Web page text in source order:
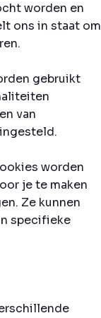
worden en
ons in staat om
gebruikt
van
worden
je te maken
Ze kunnen
specifieke